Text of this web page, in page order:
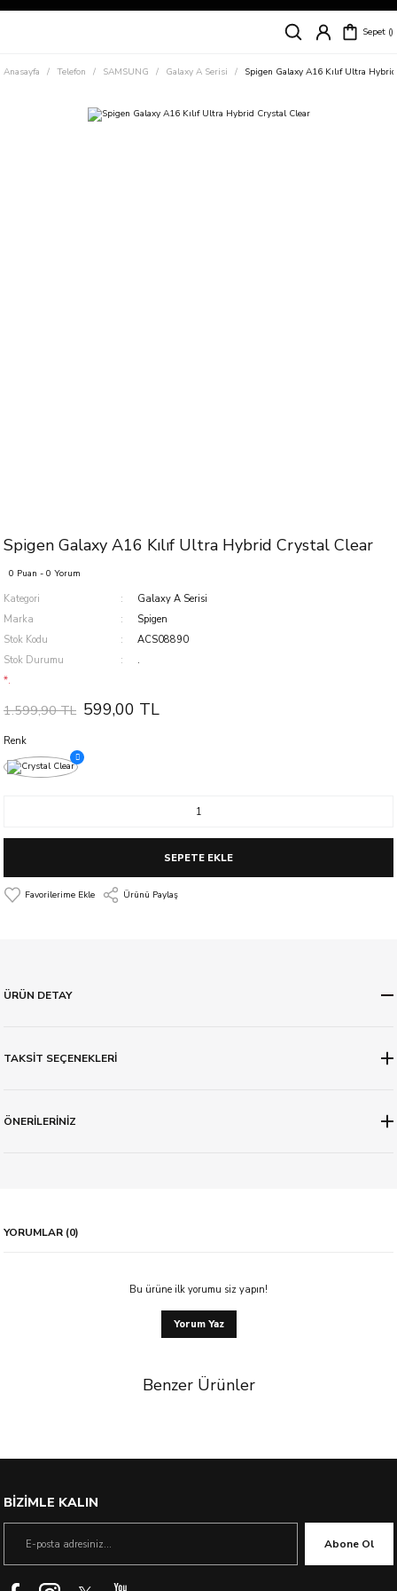
Siparişleriniz
Süper İndirimli Fiyatlar
Sepet
Anasayfa Telefon SAMSUNG Galaxy A Serisi Spigen Galaxy A16 Kılıf Ultra
Spigen Galaxy A16 Kılıf Ultra Hybrid Crystal Clear
0 Puan - 0 Yorum
Kategori
Galaxy A Serisi
Marka
Spigen
Stok Kodu
ACS08890
Stok Durumu
.
*.
1.599,90 TL 599,00 TL
Renk
SEPETE EKLE
Ürünü Paylaş
ÜRÜN DETAY
TAKSİT SEÇENEKLERİ
ÖNERİLERİNİZ
YORUMLAR (0)
Bu ürüne ilk yorumu siz yapın!
Yorum Yaz
Benzer Ürünler
BİZİMLE KALIN
Abone Ol